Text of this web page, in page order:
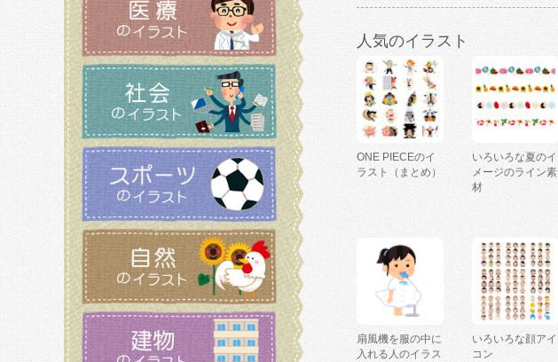
人気のイラスト
ONE PIECEのイ
ラスト（まとめ）
いろいろな夏のイ
メージのライン素
材
扇風機を服の中に
入れる人のイラス
いろいろな顔アイ
コン